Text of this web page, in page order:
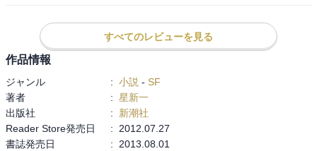
すごく内面的なのに実際身の回りでおかしなことが起こるという不
気味さが心地よかった。
久しぶりに星新一作品を読んだけど、やっぱり最高に好きだ。
すべてのレビューを見る
作品情報
ジャンル : 小説 - SF
著者
: 星新一
出版社
:
新潮社
Reader Store発売日
:
2012.07.27
書誌発売日
:
2013.08.01